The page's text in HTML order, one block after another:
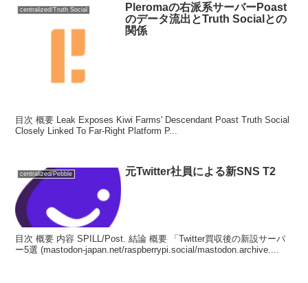
centralized/Truth Social
Pleromaの右派系サーバーPoast
のデータ流出とTruth Socialとの
関係
目次 概要 Leak Exposes Kiwi Farms' Descendant Poast Truth Social
Closely Linked To Far-Right Platform P...
centralized/Pebble 元Twitter社員による新SNS T2
目次 概要 内容 SPILL/Post. 結論 概要 「Twitter買収後の新設サーバ
ー5選 (mastodon-japan.net/raspberrypi.social/mastodon.archive....